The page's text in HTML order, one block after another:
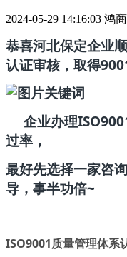
2024-05-29 14:16:03 鸿
恭喜河北保定企业
认证审核，取得
企业办理
过率，
最好先选择一家咨
导，事半功倍~
ISO9001质量管理体系